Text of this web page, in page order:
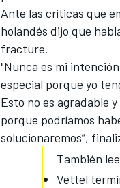
Ante las críticas que
holandés dijo que
fracture.
"Nunca es mi
especial porque yo
Esto no es agradable
porque podríamos
solucionaremos”,
También
Vettel